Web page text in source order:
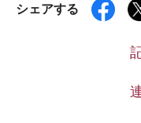
シェアする